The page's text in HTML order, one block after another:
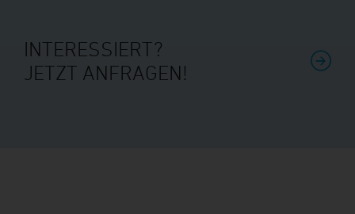
INTERESSIERT?
JETZT ANFRAGEN!